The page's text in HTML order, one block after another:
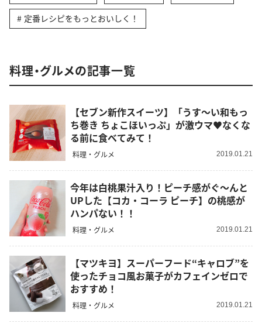
定番レシピをもっとおいしく！
料理・グルメの記事一覧
【セブン新作スイーツ】「うす〜い和もっ
ち巻き ちょこほいっぷ」が激ウマ♥なくな
る前に食べてみて！
料理・グルメ 2019.01.21
今年は白桃果汁入り！ピーチ感がぐ～んと
UPした【コカ・コーラ ピーチ】の桃感が
ハンパない！！
料理・グルメ 2019.01.21
【マツキヨ】スーパーフード“キャロブ”を
使ったチョコ風お菓子がカフェインゼロで
おすすめ！
料理・グルメ 2019.01.21